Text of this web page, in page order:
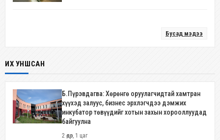
Бусад мэдээ
ИХ УНШСАН
Б.Пүрэвдагва: Хөрөнгө оруулагчидтай хамтран
хүүхэд залуус, бизнес эрхлэгчдээ дэмжих
инкубатор төвүүдийг хотын захын хорооллуудад
байгуулна
2 өдөр, 1 цаг